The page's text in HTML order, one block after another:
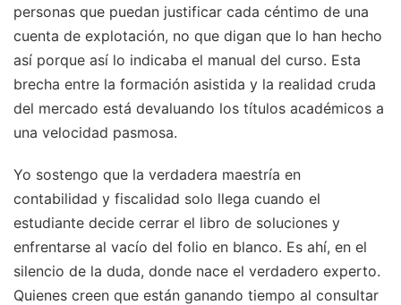
personas que puedan justificar cada céntimo de una
cuenta de explotación, no que digan que lo han hecho
así porque así lo indicaba el manual del curso. Esta
brecha entre la formación asistida y la realidad cruda
del mercado está devaluando los títulos académicos a
una velocidad pasmosa.
Yo sostengo que la verdadera maestría en
contabilidad y fiscalidad solo llega cuando el
estudiante decide cerrar el libro de soluciones y
enfrentarse al vacío del folio en blanco. Es ahí, en el
silencio de la duda, donde nace el verdadero experto.
Quienes creen que están ganando tiempo al consultar